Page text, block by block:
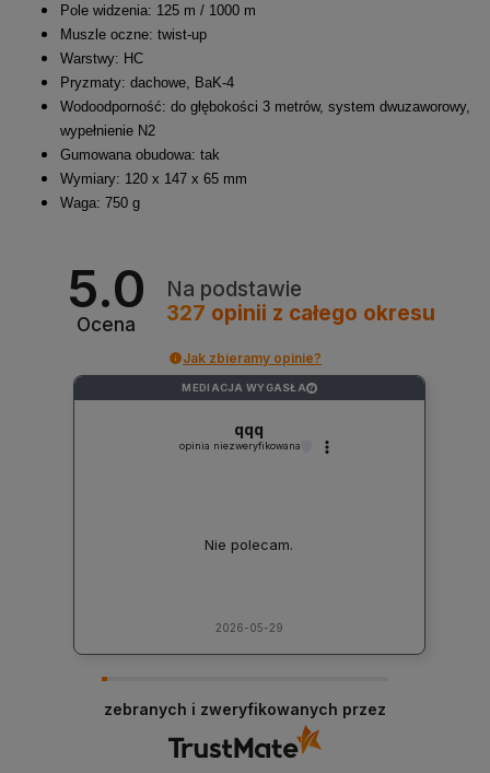
Pole widzenia: 125 m / 1000 m
Muszle oczne: twist-up
Warstwy: HC
Pryzmaty: dachowe, BaK-4
Wodoodporność: do głębokości 3 metrów, system dwuzaworowy,
wypełnienie N2
Gumowana obudowa: tak
Wymiary: 120 x 147 x 65 mm
Waga: 750 g
5.0
Ocena
Na podstawie
327 opinii z całego okresu
Jak zbieramy opinie?
MEDIACJA WYGASŁA ?
qqq
opinia niezweryfikowana
Nie polecam.
2026-05-29
zebranych i zweryfikowanych przez